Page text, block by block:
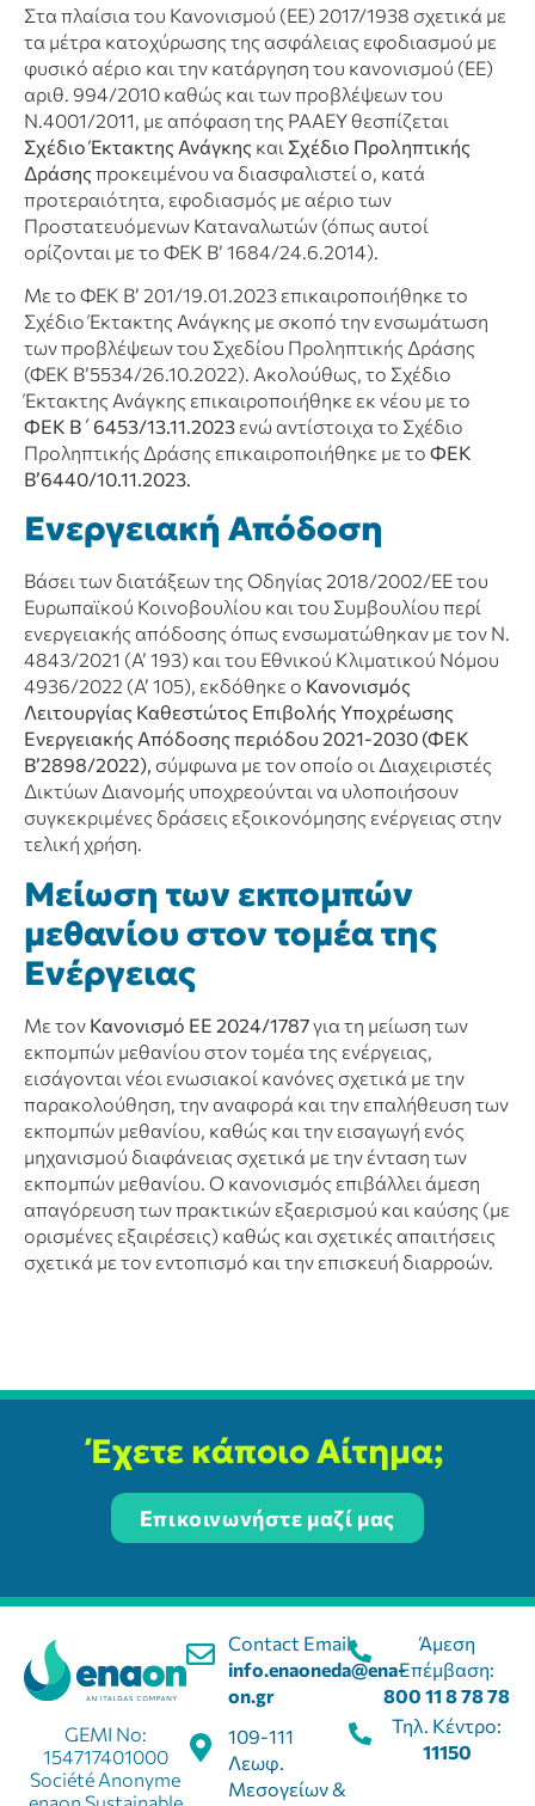
Στα πλαίσια του Κανονισμού (ΕΕ) 2017/1938 σχετικά με
τα μέτρα κατοχύρωσης της ασφάλειας εφοδιασμού με
φυσικό αέριο και την κατάργηση του κανονισμού (ΕΕ)
αριθ. 994/2010 καθώς και των προβλέψεων του
Ν.4001/2011, με απόφαση της ΡΑAΕY θεσπίζεται
Σχέδιο Έκτακτης Ανάγκης και Σχέδιο Προληπτικής
Δράσης προκειμένου να διασφαλιστεί ο, κατά
προτεραιότητα, εφοδιασμός με αέριο των
Προστατευόμενων Καταναλωτών (όπως αυτοί
ορίζονται με το ΦΕΚ Β’ 1684/24.6.2014).
Με το ΦΕΚ Β’ 201/19.01.2023 επικαιροποιήθηκε το
Σχέδιο Έκτακτης Ανάγκης με σκοπό την ενσωμάτωση
των προβλέψεων του Σχεδίου Προληπτικής Δράσης
(ΦΕΚ Β’5534/26.10.2022). Ακολούθως, το Σχέδιο
Έκτακτης Ανάγκης επικαιροποιήθηκε εκ νέου με το
ΦΕΚ Β΄6453/13.11.2023 ενώ αντίστοιχα το Σχέδιο
Προληπτικής Δράσης επικαιροποιήθηκε με το ΦΕΚ
Β’6440/10.11.2023.
Ενεργειακή Απόδοση
Βάσει των διατάξεων της Οδηγίας 2018/2002/ΕΕ του
Ευρωπαϊκού Κοινοβουλίου και του Συμβουλίου περί
ενεργειακής απόδοσης όπως ενσωματώθηκαν με τον Ν.
4843/2021 (Α’ 193) και του Εθνικού Κλιματικού Νόμου
4936/2022 (Α’ 105), εκδόθηκε ο Κανονισμός
Λειτουργίας Καθεστώτος Επιβολής Υποχρέωσης
Ενεργειακής Απόδοσης περιόδου 2021-2030 (ΦΕΚ
Β’2898/2022), σύμφωνα με τον οποίο οι Διαχειριστές
Δικτύων Διανομής υποχρεούνται να υλοποιήσουν
συγκεκριμένες δράσεις εξοικονόμησης ενέργειας στην
τελική χρήση.
Μείωση των εκπομπών
μεθανίου στον τομέα της
Ενέργειας
Με τον Κανονισμό ΕΕ 2024/1787για τη μείωση των
εκπομπών μεθανίου στον τομέα της ενέργειας,
εισάγονται νέοι ενωσιακοί κανόνες σχετικά με την
παρακολούθηση, την αναφορά και την επαλήθευση των
εκπομπών μεθανίου, καθώς και την εισαγωγή ενός
μηχανισμού διαφάνειας σχετικά με την ένταση των
εκπομπών μεθανίου. Ο κανονισμός επιβάλλει άμεση
απαγόρευση των πρακτικών εξαερισμού και καύσης (με
ορισμένες εξαιρέσεις) καθώς και σχετικές απαιτήσεις
σχετικά με τον εντοπισμό και την επισκευή διαρροών.
Έχετε κάποιο Αίτημα;
Επικοινωνήστε μαζί μας
Contact Email:
info.enaoneda@ena-
on.gr
109-111
Λεωφ.
Μεσογείων &
GEMI No:
154717401000
Société Anonyme
Άμεση
Επέμβαση:
800 11 8 78 78
Τηλ. Κέντρο:
11150